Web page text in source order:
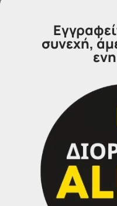
Π.Ε. Χαλκιδικής
συνεχή,